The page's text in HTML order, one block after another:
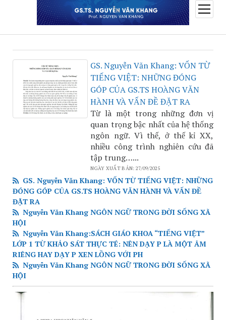
open
menu
GS. Nguyễn Văn Khang: VỐN TỪ
TIẾNG VIỆT: NHỮNG ĐÓNG
GÓP CỦA GS.TS HOÀNG VĂN
HÀNH VÀ VẤN ĐỀ ĐẶT RA
Từ là một trong những đơn vị
quan trọng bậc nhất của hệ thống
ngôn ngữ. Vì thế, ở thế kỉ XX,
nhiều công trình nghiên cứu đã
tập trung…...
NGÀY XUẤT BẢN: 27/09/2025
GS. Nguyễn Văn Khang: VỐN TỪ TIẾNG VIỆT: NHỮNG
ĐÓNG GÓP CỦA GS.TS HOÀNG VĂN HÀNH VÀ VẤN ĐỀ
ĐẶT RA
Nguyễn Văn Khang NGÔN NGỮ TRONG ĐỜI SỐNG XÃ
HỘI
Nguyễn Văn Khang:SÁCH GIÁO KHOA “TIẾNG VIỆT”
LỚP 1 TỪ KHẢO SÁT THỰC TÉ: NÊN DẠY P LÀ MỘT ÂM
RIÊNG HAY DẠY P XEN LỒNG VỚI PH
Nguyễn Văn Khang NGÔN NGỮ TRONG ĐỜI SỐNG XÃ
HỘI